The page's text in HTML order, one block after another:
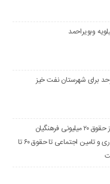
وبویراحمد
برای شهرستان نفت خیز
مطالبه عدالت در پرداخت‌ها؛ از حقوق ۲۰ میلیونی فرهنگیان
بازنشسته و بازنشستگان کشوری و تامین اجتماعی تا حقوق ۶۰ تا